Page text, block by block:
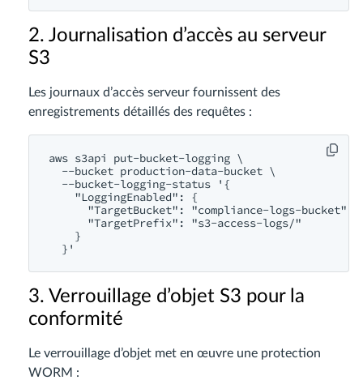
2. Journalisation d’accès au serveur
S3
Les journaux d’accès serveur fournissent des
enregistrements détaillés des requêtes :
aws s3api put-bucket-logging \
  --bucket production-data-bucket \
  --bucket-logging-status '{
    "LoggingEnabled": {
      "TargetBucket": "compliance-logs-bucket",
      "TargetPrefix": "s3-access-logs/"
    }
3. Verrouillage d’objet S3 pour la
conformité
Le verrouillage d’objet met en œuvre une protection
WORM :